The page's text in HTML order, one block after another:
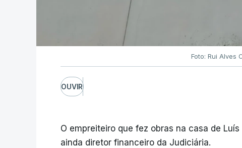
Foto: Rui Alves
OUVIR
O empreiteiro que fez obras na casa de
ainda diretor financeiro da Judiciária.